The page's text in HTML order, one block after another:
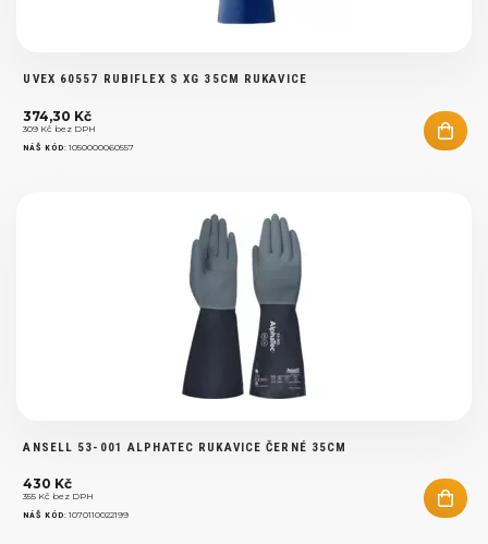
UVEX 60557 RUBIFLEX S XG 35CM RUKAVICE
374,30 Kč
309 Kč bez DPH
NÁŠ KÓD:1050000060557
ANSELL 53-001 ALPHATEC RUKAVICE ČERNÉ 35CM
430 Kč
355 Kč bez DPH
NÁŠ KÓD:1070110022199